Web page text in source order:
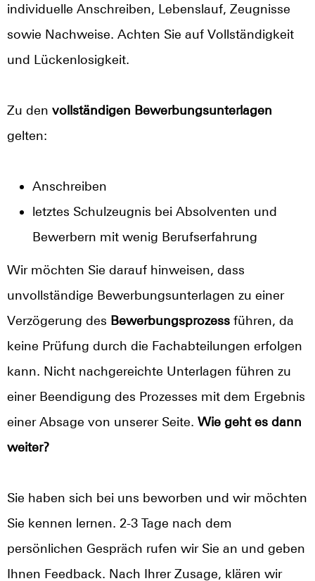
individuelle Anschreiben, Lebenslauf, Zeugnisse
sowie Nachweise. Achten Sie auf Vollständigkeit
und Lückenlosigkeit.
Zu den vollständigen Bewerbungsunterlagen
gelten:
Anschreiben
letztes Schulzeugnis bei Absolventen und
Bewerbern mit wenig Berufserfahrung
Wir möchten Sie darauf hinweisen, dass
unvollständige Bewerbungsunterlagen zu einer
Verzögerung des Bewerbungsprozess führen, da
keine Prüfung durch die Fachabteilungen erfolgen
kann. Nicht nachgereichte Unterlagen führen zu
einer Beendigung des Prozesses mit dem Ergebnis
einer Absage von unserer Seite. Wie geht es dann
weiter?
Sie haben sich bei uns beworben und wir möchten
Sie kennen lernen. 2-3 Tage nach dem
persönlichen Gespräch rufen wir Sie an und geben
Ihnen Feedback. Nach Ihrer Zusage, klären wir